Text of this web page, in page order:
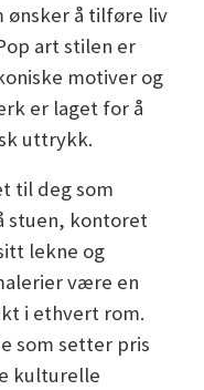
ønsker å tilføre liv
art stilen er
motiver og
er laget for å
uttrykk.
til deg som
stuen, kontoret
lekne og
være en
i ethvert rom.
som setter pris
kulturelle